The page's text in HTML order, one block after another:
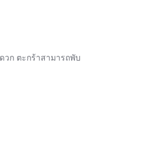
ก ตะกร้าสามารถพับ